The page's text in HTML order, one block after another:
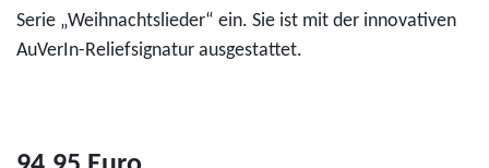
Serie „Weihnachtslieder“ ein. Sie ist mit der innovativen
AuVerIn-Reliefsignatur ausgestattet.